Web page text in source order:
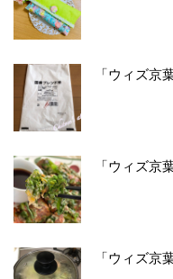
「ウィズ京
「ウィズ京
「ウィズ京